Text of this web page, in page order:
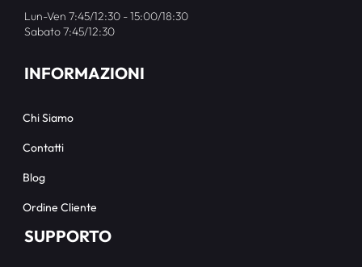
Lun-Ven 7:45/12:30 - 15:00/18:30
Sabato 7:45/12:30
INFORMAZIONI
Chi Siamo
Contatti
Blog
Ordine Cliente
SUPPORTO